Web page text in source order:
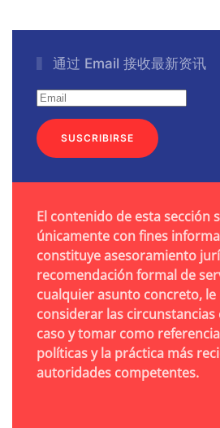
通过 Email 接收最新资讯
SUSCRIBIRSE
El contenido de esta sección
únicamente con fines
constituye asesoramiento
recomendación formal de
cualquier asunto concreto,
considerar las circunstancias
caso y tomar como
políticas y la práctica más
autoridades competentes.